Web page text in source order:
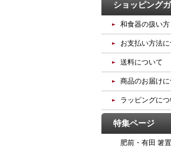
ショッピング
和食器の扱い方
お支払い方法
送料について
商品のお届けに
ラッピングにつ
特集ページ
肥前・有田 箸